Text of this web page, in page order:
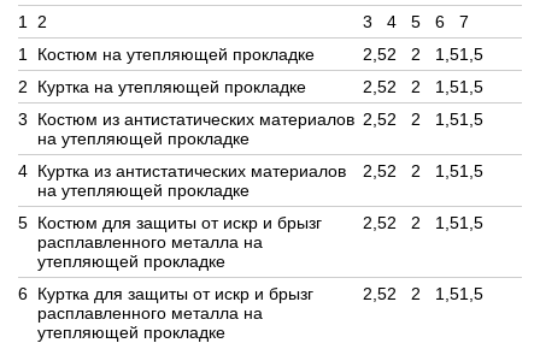
1 2 3 4 5 6
7
1
Костюм на утепляющей прокладке 2,52 2 1,51,5
2
Куртка на утепляющей прокладке 2,52 2 1,51,5
3
Костюм из антистатических материалов
на утепляющей прокладке
2,52 2 1,51,5
4 Куртка из антистатических материалов
на утепляющей прокладке
2,52 2 1,51,5
5 Костюм для защиты от искр и брызг
расплавленного металла на
утепляющей прокладке
2,52 2 1,51,5
6 Куртка для защиты от искр и брызг
расплавленного металла на
утепляющей прокладке
2,52 2 1,51,5